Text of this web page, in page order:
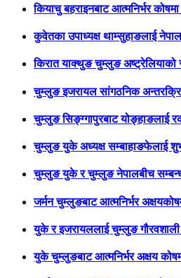
कियाचु बहराइनबाट आत्मनिर्भर
कुवेतका उपाध्यक्ष थाम्सुहाङलाई
किरात याक्थुङ चुम्लुङ अष्ट्रेलियाको
चुम्लुङ इजरायल सांगठनिक
चुम्लुङ सिङ्ग्गापुरबाट योङ्हाङलाई
चुम्लुङ युके अध्यक्ष सम्बाहाङफेलाई
चुम्लुङ युके र चुम्लुङ नेपालबीच
जर्मन चुम्लुङबाट आत्मनिर्भर
युके र इजरायललाई चुम्लुङ गौरवशाली
युके चुम्लुङबाट आत्मनिर्भर अक्षय